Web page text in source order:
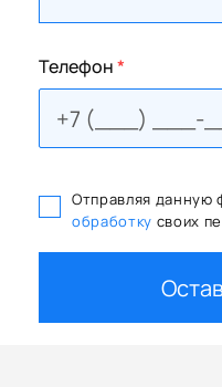
Телефон*
Отправляя данную
обработку своих